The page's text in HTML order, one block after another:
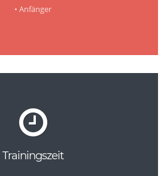
• Anfänger
Trainingszeit